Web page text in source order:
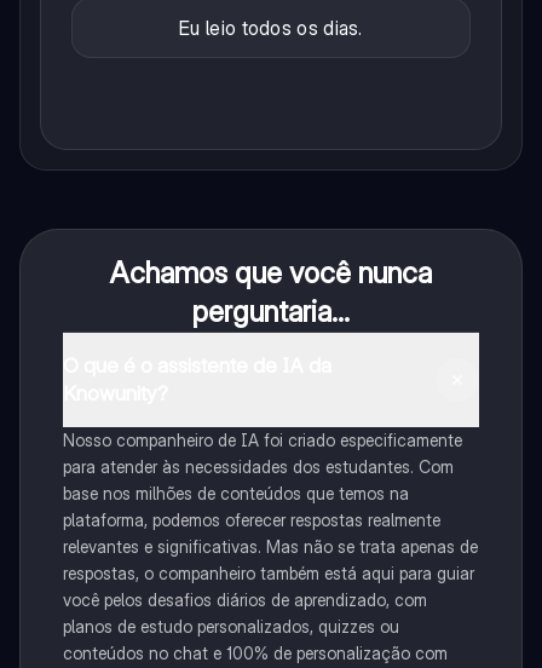
Eu leio todos os dias.
Achamos que você nunca
perguntaria...
Nosso companheiro de IA foi criado especificamente
para atender às necessidades dos estudantes. Com
base nos milhões de conteúdos que temos na
plataforma, podemos oferecer respostas realmente
relevantes e significativas. Mas não se trata apenas de
respostas, o companheiro também está aqui para guiar
você pelos desafios diários de aprendizado, com
planos de estudo personalizados, quizzes ou
conteúdos no chat e 100% de personalização com